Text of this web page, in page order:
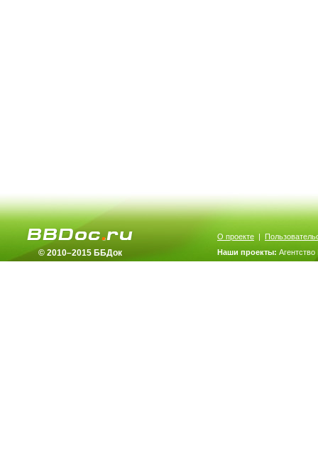
© 2010–2015 ББДок
О проекте |
Наши проекты: